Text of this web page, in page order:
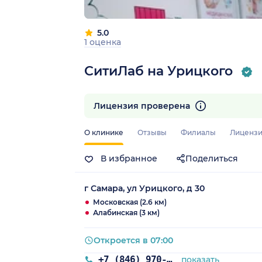
СитиЛаб на Урицкого
5.0
1 оценка
О клинике Отзывы Филиалы
В избранное Поделиться
Лицензия проверена
г Самара, ул Урицкого, д 30
Московская (2.6 км)
Алабинская (3 км)
+7 (846) 970-74-15 показать
Откроется в 07:00